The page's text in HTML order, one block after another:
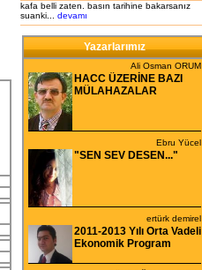
kafa belli zaten. basın tarihine bakarsanız
suanki... devamı
Yazarlarımız
Ali Osman ORUM
HACC ÜZERİNE BAZI
MÜLAHAZALAR
Ebru Yücel
"SEN SEV DESEN..."
ertürk demirel
2011-2013 Yılı Orta Vadeli
Ekonomik Program